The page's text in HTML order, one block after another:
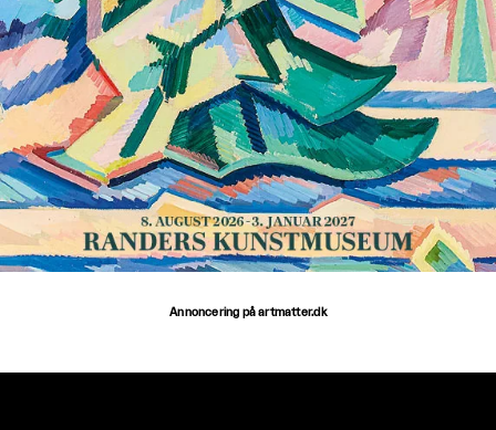
Annoncering på artmatter.dk